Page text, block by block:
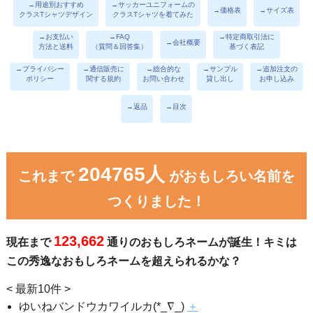
→用途別おすすめ
クラスTシャツデザイン
→サッカーユニフォームの
クラスTシャツを着てみた
→価格表 →サイズ表
→お支払い
方法と送料
→FAQ
（質問＆回答集）
→会社概要
→特定商取引法に
基づく表記
→プライバシー
ポリシー
→通信販売に
関する規約
→総合的な
お問い合わせ
→サンプル
貸し出し
→追加注文の
お申し込み
→返品 →目次
これまで 204765人 がおもしろい名前を
つくりました！
現在まで 123,662通りのおもしろネームが誕生！キミは
この秀逸なおもしろネームを超えられるかな？
< 最新10件 >
ゆいねバンドウカワイルカ(*_∇_) ＋